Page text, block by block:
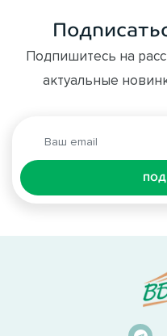
Подпишитесь на
актуальные